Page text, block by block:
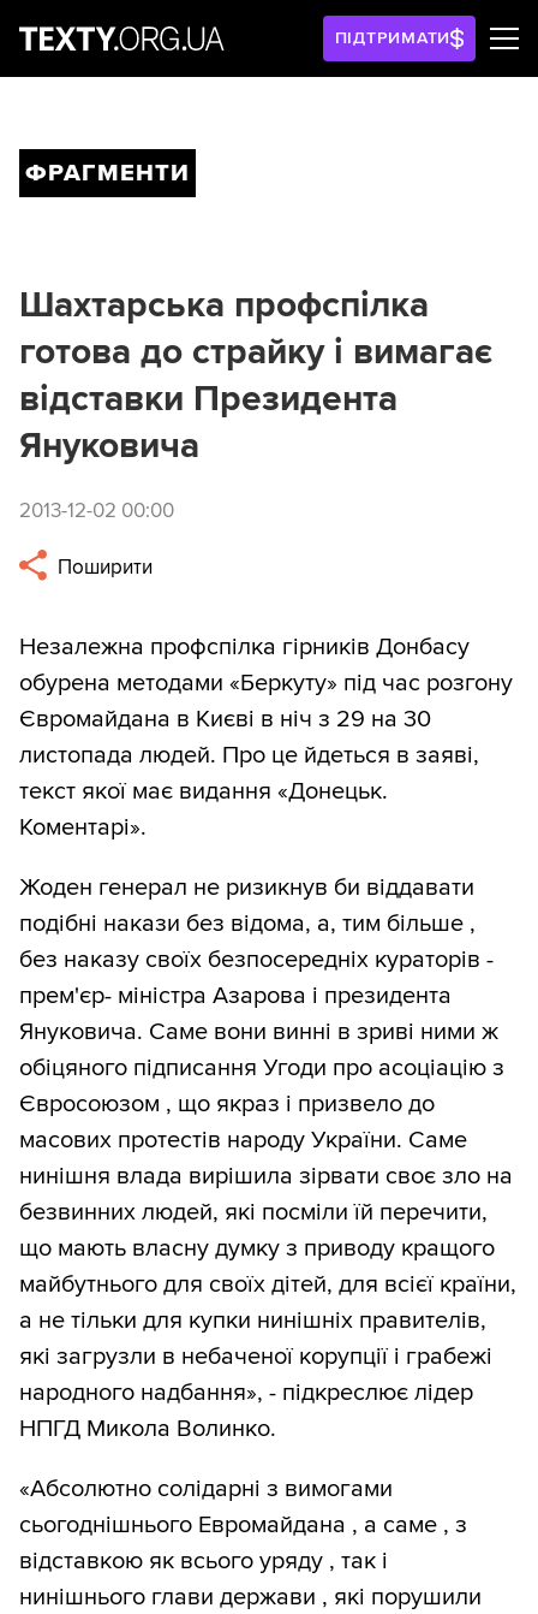
ПІДТРИМАТИ
ФРАГМЕНТИ
Шахтарська профспілка
готова до страйку і вимагає
відставки Президента
Януковича
2013-12-02 00:00
Поширити
Незалежна профспілка гірників Донбасу
обурена методами «Беркуту» під час розгону
Євромайдана в Києві в ніч з 29 на 30
листопада людей. Про це йдеться в заяві,
текст якої має видання «Донецьк.
Коментарі».
Жоден генерал не ризикнув би віддавати
подібні накази без відома, а, тим більше ,
без наказу своїх безпосередніх кураторів -
прем'єр- міністра Азарова і президента
Януковича. Саме вони винні в зриві ними ж
обіцяного підписання Угоди про асоціацію з
Євросоюзом , що якраз і призвело до
масових протестів народу України. Саме
нинішня влада вирішила зірвати своє зло на
безвинних людей, які посміли їй перечити,
що мають власну думку з приводу кращого
майбутнього для своїх дітей, для всієї країни,
а не тільки для купки нинішніх правителів,
які загрузли в небаченої корупції і грабежі
народного надбання», - підкреслює лідер
НПГД Микола Волинко.
«Абсолютно солідарні з вимогами
сьогоднішнього Евромайдана , а саме , з
відставкою як всього уряду , так і
нинішнього глави держави , які порушили